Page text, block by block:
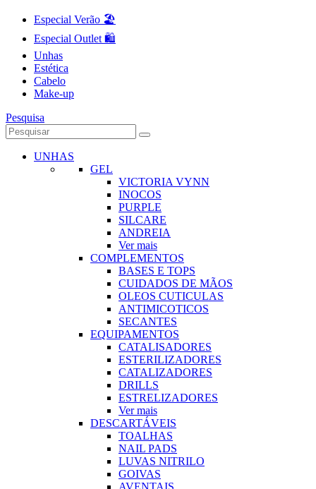
Especial Verão 🏖️
Especial Outlet 🛍️
Unhas
Estética
Cabelo
Make-up
Pesquisa
UNHAS
GEL
VICTORIA VYNN
INOCOS
PURPLE
SILCARE
ANDREIA
Ver mais
COMPLEMENTOS
BASES E TOPS
CUIDADOS DE MÃOS
OLEOS CUTICULAS
ANTIMICOTICOS
SECANTES
EQUIPAMENTOS
CATALISADORES
ESTERILIZADORES
CATALIZADORES
DRILLS
ESTRELIZADORES
Ver mais
DESCARTÁVEIS
TOALHAS
NAIL PADS
LUVAS NITRILO
GOIVAS
AVENTAIS